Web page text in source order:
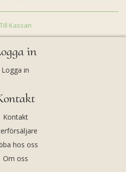
Till Kassan
in
Logga in
Kontakt
hos oss
Om oss